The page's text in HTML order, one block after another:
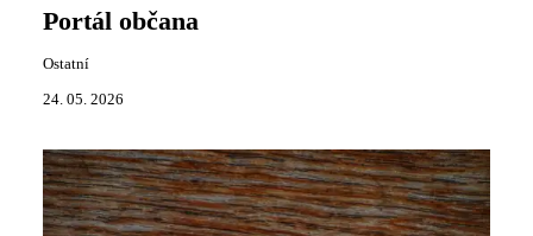
Portál občana
Ostatní
24. 05. 2026